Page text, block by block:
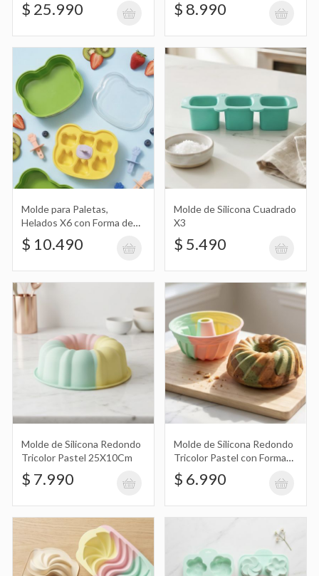
Molde de Silicona Cuadrado X3
$ 5.490
Molde de Silicona Redondo Tricolor
Pastel 25X10Cm
$ 7.990
Molde de Silicona Redondo Tricolor
Pastel con Forma de Savarín 23X10Cm
$ 6.990
Budinera, Molde de Silicona Tricolor
$ 5.490
Diseño de Flores
$ 6.490
$ 25.990
Animales X6
$ 8.990
Molde para Paletas,
Helados X6 con Forma de
Animales, Huella
$ 10.490
Molde de Silicona Cuadrado
X3
$ 5.490
Molde de Silicona Redondo
Tricolor Pastel 25X10Cm
$ 7.990
Molde de Silicona Redondo
Tricolor Pastel con Forma
de Savarín 23X10Cm
$ 6.990